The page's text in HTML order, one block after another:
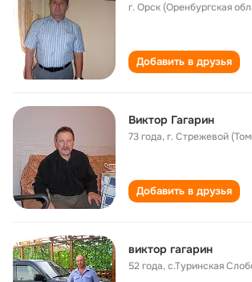
г. Орск (Оренбургская
Добавить в друзья
Виктор Гагарин
73 года,г. Стрежевой
Добавить в друзья
виктор гагарин
52 года,с.Туринская